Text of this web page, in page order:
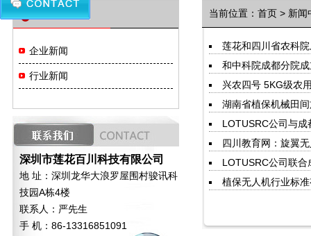
资讯分类
企业新闻
行业新闻
深圳市莲花百川科技有限公司
地 址：深圳龙华大浪罗屋围村骏讯科
技园A栋4楼
联系人：严先生
手 机：86-13316851091
当前位置： 首页 > 新闻
莲花和四川省农科
和中科院成都分院
兴农四号 5KG级农
湖南省植保机械田
LOTUSRC公司与
四川教育网：旋翼
LOTUSRC公司联
植保无人机行业标